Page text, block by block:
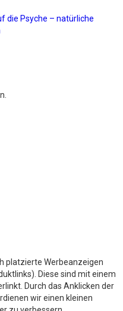
die Psyche – natürliche
platzierte Werbeanzeigen
Diese sind mit einem
Durch das Anklicken der
wir einen kleinen